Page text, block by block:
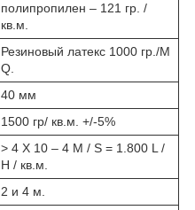
полипропилен – 121 гр. /
кв.м.
Резиновый латекс 1000 гр./M
Q.
40 мм
1500 гр/ кв.м. +/-5%
> 4 X 10 – 4 M / S = 1.800 L /
H / кв.м.
2 и 4 м.